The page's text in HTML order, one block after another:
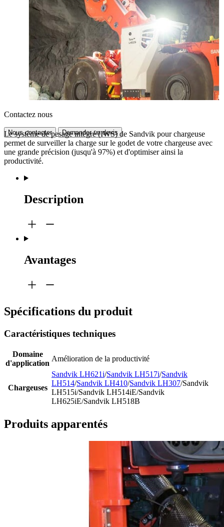
Contactez nous
Nous contacter Demander un devis
Le système de pesage intégré (IWS) de Sandvik pour chargeuse
permet de surveiller la charge sur le godet de votre chargeuse avec
une grande précision (jusqu'à 97%) et d'optimiser ainsi la
productivité.
Description
Avantages
Spécifications du produit
Caractéristiques techniques
Domaine
d'application
Amélioration de la productivité
Chargeuses
Sandvik LH621i/Sandvik LH517i/Sandvik
LH514/Sandvik LH410/Sandvik LH307/Sandvik
LH515i/Sandvik LH514iE/Sandvik
LH625iE/Sandvik LH518B
Produits apparentés